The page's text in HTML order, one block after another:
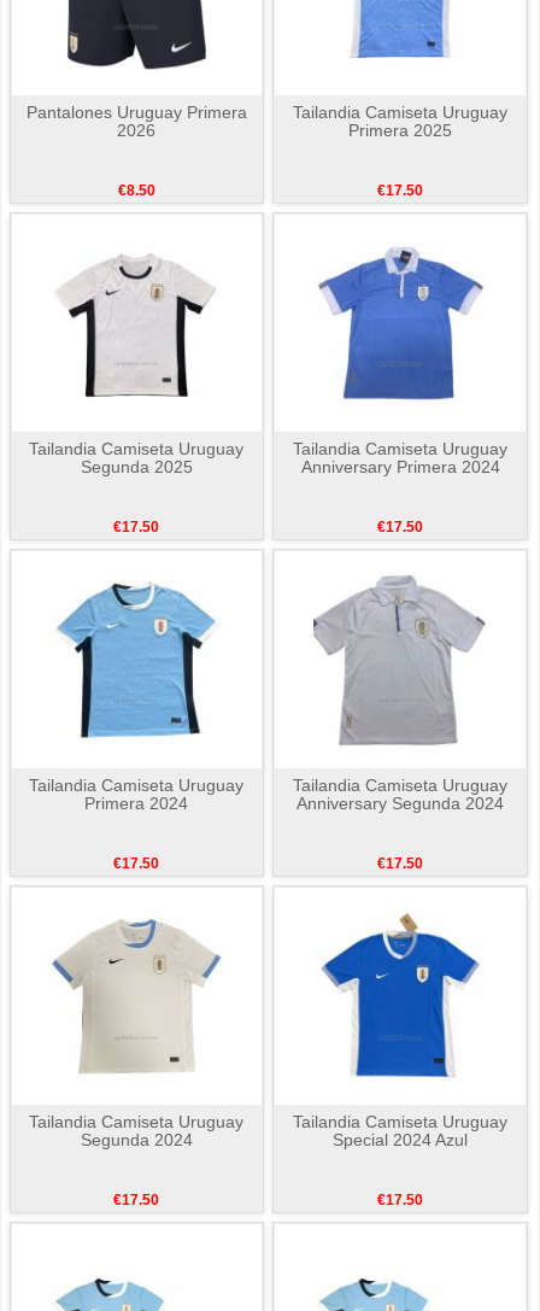
Pantalones Uruguay Primera
2026
€8.50
Tailandia Camiseta Uruguay
Primera 2025
€17.50
Tailandia Camiseta Uruguay
Segunda 2025
€17.50
Tailandia Camiseta Uruguay
Anniversary Primera 2024
€17.50
Tailandia Camiseta Uruguay
Primera 2024
€17.50
Tailandia Camiseta Uruguay
Anniversary Segunda 2024
€17.50
Tailandia Camiseta Uruguay
Segunda 2024
€17.50
Tailandia Camiseta Uruguay
Special 2024 Azul
€17.50